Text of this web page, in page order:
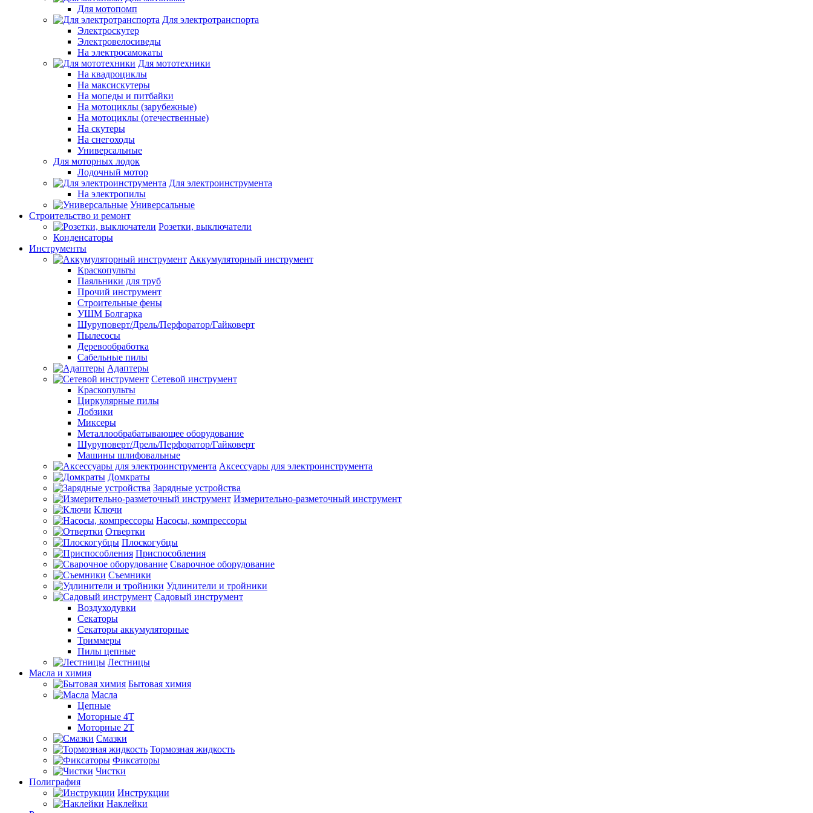
Для мотопомп
Для электротранспорта
Электроскутер
Электровелосиведы
На электросамокаты
Для мототехники
На квадроциклы
На максискутеры
На мопеды и питбайки
На мотоциклы (зарубежные)
На мотоциклы (отечественные)
На скутеры
На снегоходы
Универсальные
Для моторных лодок
Лодочный мотор
Для электроинструмента
На электропилы
Универсальные
Строительство и ремонт
Розетки, выключатели
Конденсаторы
Инструменты
Аккумуляторный инструмент
Краскопульты
Паяльники для труб
Прочий инструмент
Строительные фены
УШМ Болгарка
Шуруповерт/Дрель/Перфоратор/Гайковерт
Пылесосы
Деревообработка
Сабельные пилы
Адаптеры
Сетевой инструмент
Краскопульты
Циркулярные пилы
Лобзики
Миксеры
Металлообрабатывающее оборудование
Шуруповерт/Дрель/Перфоратор/Гайковерт
Машины шлифовальные
Аксессуары для электроинструмента
Домкраты
Зарядные устройства
Измерительно-разметочный инструмент
Ключи
Насосы, компрессоры
Отвертки
Плоскогубцы
Приспособления
Сварочное оборудование
Съемники
Удлинители и тройники
Садовый инструмент
Воздуходувки
Секаторы
Секаторы аккумуляторные
Триммеры
Пилы цепные
Лестницы
Масла и химия
Бытовая химия
Масла
Цепные
Моторные 4Т
Моторные 2Т
Смазки
Тормозная жидкость
Фиксаторы
Чистки
Полиграфия
Инструкции
Наклейки